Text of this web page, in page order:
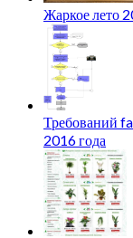
Жаркое лето
Требований
2016 года